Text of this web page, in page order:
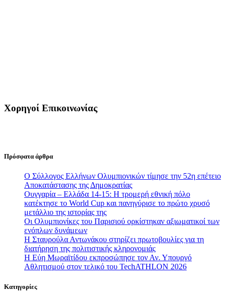
Χορηγοί Επικοινωνίας
Πρόσφατα άρθρα
Ο Σύλλογος Ελλήνων Ολυμπιονικών τίμησε την 52η επέτειο
Αποκατάστασης της Δημοκρατίας
Ουγγαρία – Ελλάδα 14-15: Η τρομερή εθνική πόλο
κατέκτησε το World Cup και πανηγύρισε το πρώτο χρυσό
μετάλλιο της ιστορίας της
Οι Ολυμπιονίκες του Παρισιού ορκίστηκαν αξιωματικοί των
ενόπλων δυνάμεων
Η Σταυρούλα Αντωνάκου στηρίζει πρωτοβουλίες για τη
διατήρηση της πολιτιστικής κληρονομιάς
Η Εύη Μωραϊτίδου εκπροσώπησε τον Αν. Υπουργό
Αθλητισμού στον τελικό του TechATHLON 2026
Κατηγορίες